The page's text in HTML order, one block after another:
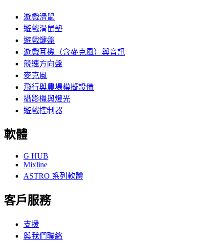
遊戲滑鼠
遊戲滑鼠墊
遊戲鍵盤
遊戲耳機（含麥克風）與音訊
競速方向盤
麥克風
飛行與農場模擬設備
攝影機與燈光
遊戲控制器
軟體
G HUB
Mixline
ASTRO 系列軟體
客戶服務
支援
與我們聯絡